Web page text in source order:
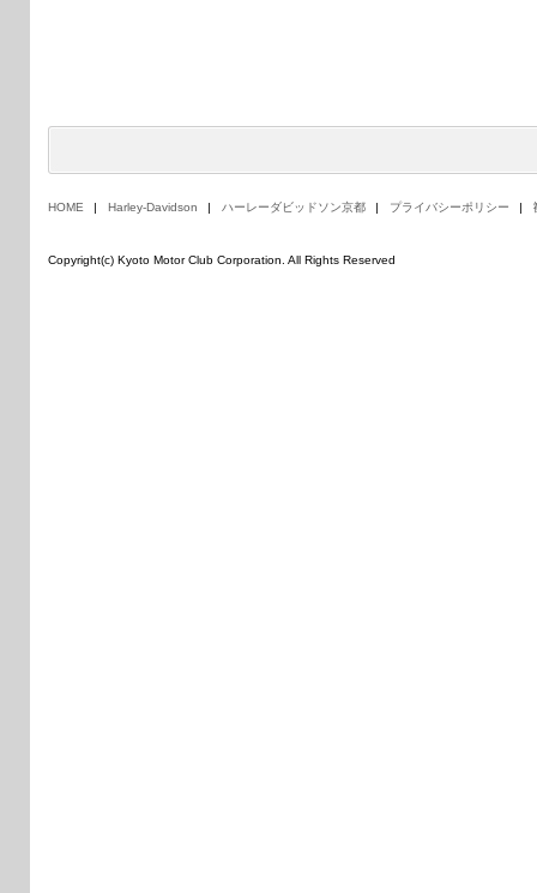
HOME Harley-Davidson ハーレーダビッドソン京都 プライバシーポリシー
Copyright(c) Kyoto Motor Club Corporation. All Rights Reserved